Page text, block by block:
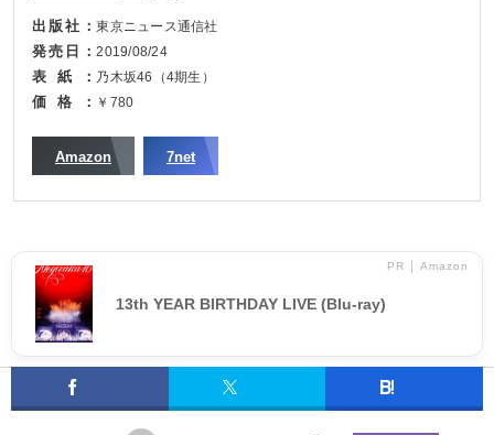
出版社 東京ニュース通信社
発売日 2019/08/24
表紙 乃木坂46（4期生）
価格 ￥780
Amazon 7net
PR │ Amazon
13th YEAR BIRTHDAY LIVE (Blu-ray)